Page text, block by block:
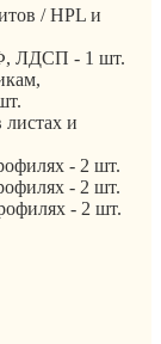
/ HPL и
ЛДСП - 1 шт.
и
- 2 шт.
- 2 шт.
- 2 шт.